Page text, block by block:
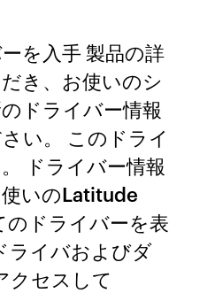
を入手 製品の詳
き、お使いのシ
ドライバー情報
い。 このドライ
ドライバー情報
いのLatitude
ドライバーを表
ライバおよびダ
クセスして